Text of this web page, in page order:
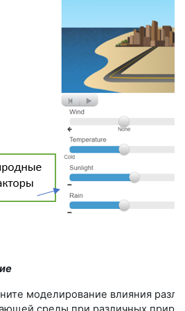
моделирование влияния